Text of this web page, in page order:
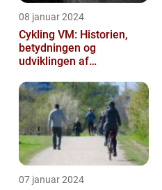
08 januar 2024
Cykling VM: Historien,
betydningen og
udviklingen af
07 januar 2024